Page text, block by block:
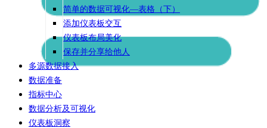
简单的数据可视化—表格（下）
添加仪表板交互
仪表板布局美化
保存并分享给他人
多源数据接入
数据准备
指标中心
数据分析及可视化
仪表板洞察